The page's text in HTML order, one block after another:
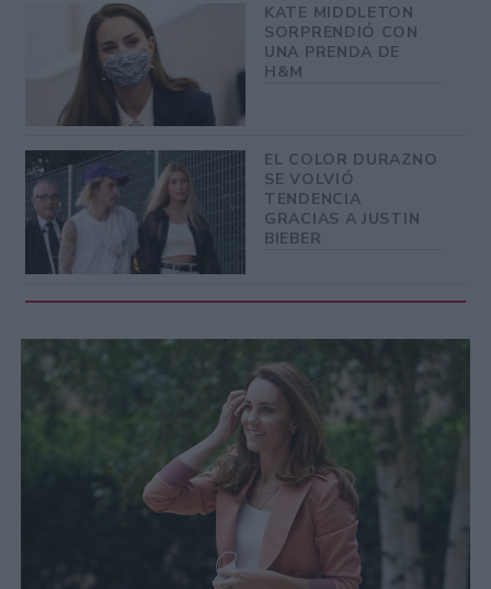
KATE MIDDLETON
SORPRENDIÓ CON
UNA PRENDA DE
H&M
EL COLOR DURAZNO
SE VOLVIÓ
TENDENCIA
GRACIAS A JUSTIN
BIEBER